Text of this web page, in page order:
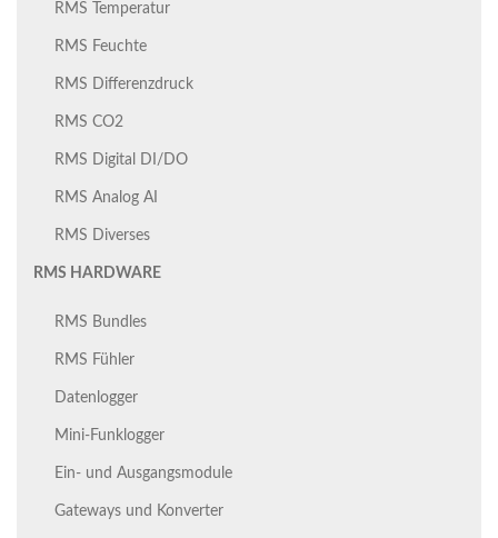
RMS Temperatur
RMS Feuchte
RMS Differenzdruck
RMS CO2
RMS Digital DI/DO
RMS Analog AI
RMS Diverses
RMS HARDWARE
RMS Bundles
RMS Fühler
Datenlogger
Mini-Funklogger
Ein- und Ausgangsmodule
Gateways und Konverter